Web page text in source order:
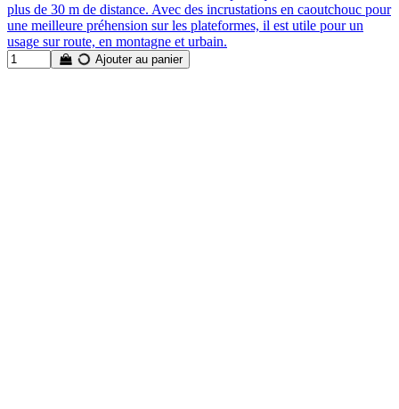
plus de 30 m de distance. Avec des incrustations en caoutchouc pour
une meilleure préhension sur les plateformes, il est utile pour un
usage sur route, en montagne et urbain.
Ajouter au panier